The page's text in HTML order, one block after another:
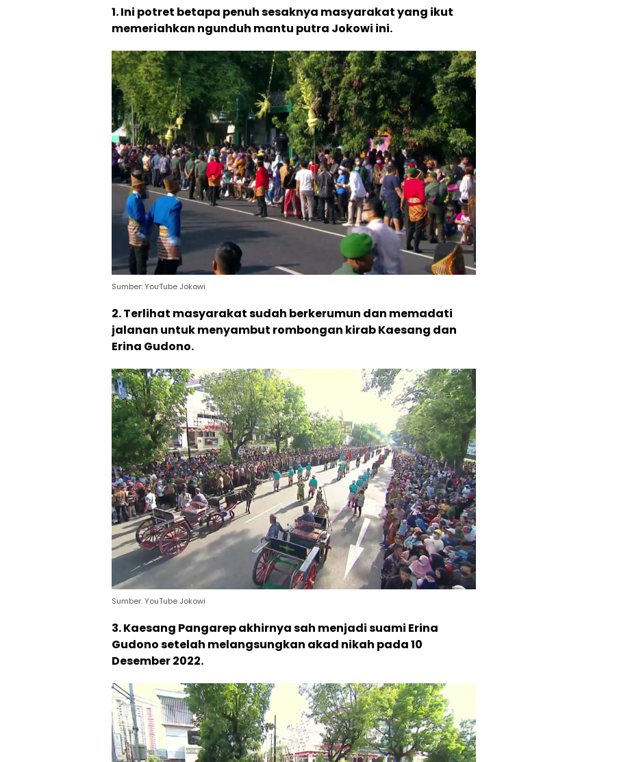
1. Ini potret betapa penuh sesaknya masyarakat yang ikut
memeriahkan ngunduh mantu putra Jokowi ini.
Sumber: YouTube Jokowi
2. Terlihat masyarakat sudah berkerumun dan memadati
jalanan untuk menyambut rombongan kirab Kaesang dan
Erina Gudono.
Sumber: YouTube Jokowi
3. Kaesang Pangarep akhirnya sah menjadi suami Erina
Gudono setelah melangsungkan akad nikah pada 10
Desember 2022.